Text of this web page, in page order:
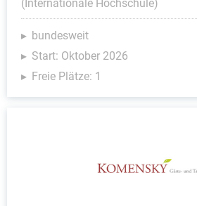
(Internationale Hochschule)
bundesweit
Start: Oktober 2026
Freie Plätze: 1